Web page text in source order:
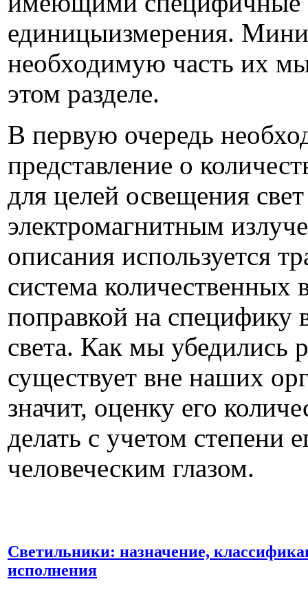
единицыизмерения.
необходимую часть их
этом разделе.
В первую очередь
представление о
для целей освещения
электромагнитным
описания используется
система количественных
поправкой на специфику
света. Как мы убедились
существует вне наших
значит, оценку его
делать с учетом степени
человеческим глазом.
Светильники: назначение,
исполнения